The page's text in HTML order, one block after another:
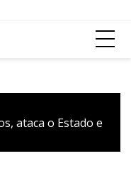
ataca o Estado e